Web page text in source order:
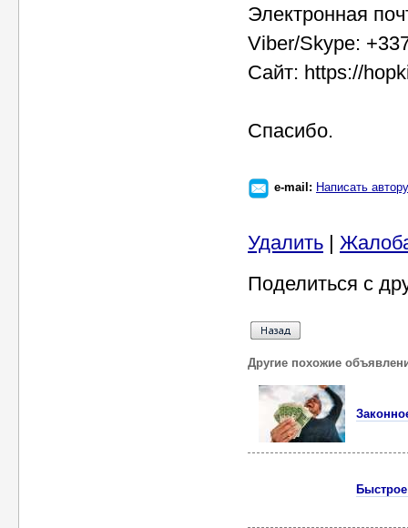
Электронная
Viber/Skype:
Сайт: https://
Спасибо.
e-mail: Написать автору
Удалить |
Поделиться с
Другие похожие